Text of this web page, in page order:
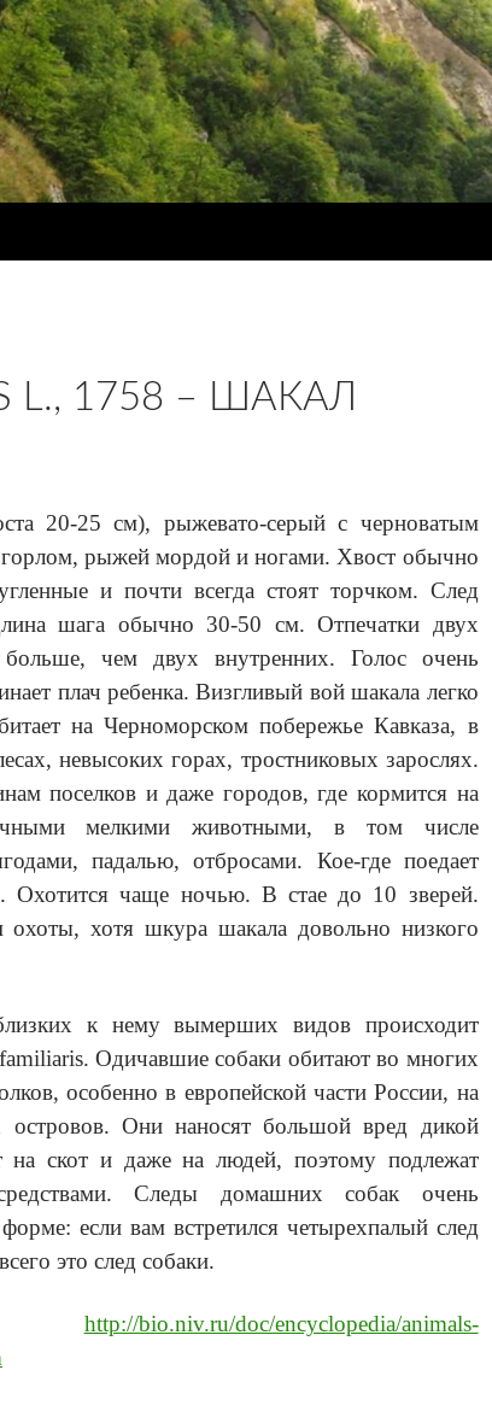
L., 1758 – ШАКАЛ
20-25 см), рыжевато-серый с черноватым
горлом, рыжей мордой и ногами. Хвост обычно
и почти всегда стоят торчком. След
шага обычно 30-50 см. Отпечатки двух
чем двух внутренних. Голос очень
плач ребенка. Визгливый вой шакала легко
на Черноморском побережье Кавказа, в
невысоких горах, тростниковых зарослях.
поселков и даже городов, где кормится на
мелкими животными, в том числе
падалью, отбросами. Кое-где поедает
Охотится чаще ночью. В стае до 10 зверей.
хотя шкура шакала довольно низкого
к нему вымерших видов происходит
Одичавшие собаки обитают во многих
особенно в европейской части России, на
островов. Они наносят большой вред дикой
на скот и даже на людей, поэтому подлежат
Следы домашних собак очень
если вам встретился четырехпалый след
это след собаки.
http://bio.niv.ru/doc/encyclopedia/animals-